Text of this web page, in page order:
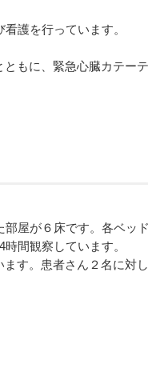
護を行っています。
もに、緊急心臓カテー
屋が６床です。各ベッ
間観察しています。
す。患者さん２名に対